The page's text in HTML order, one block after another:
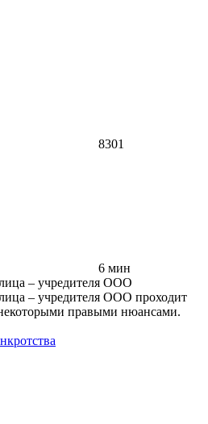
8301
6 мин
– учредителя ООО
– учредителя ООО проходит
правыми нюансами.